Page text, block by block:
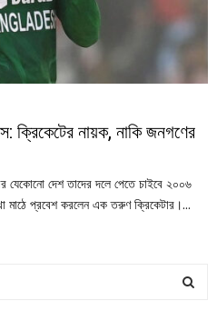
ক্রিকেটের নায়ক, নাকি জনগণের
যেকোনো দেশ তাদের দলে পেতে চাইবে ২০০৬
মাঠে প্রবেশ করলেন এক তরুণ ক্রিকেটার।...